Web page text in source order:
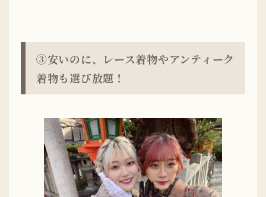
③安いのに、レース着物やアンティーク
着物も選び放題！